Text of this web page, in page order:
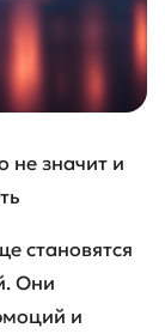
не значит и
становятся
Они
и